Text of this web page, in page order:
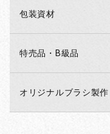
包装資材
特売品・B級品
オリジナルブラシ製作